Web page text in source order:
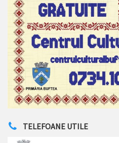
TELEFOANE UTILE